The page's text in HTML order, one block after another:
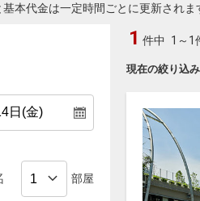
本代金は一定時間ごとに更新され
部屋
現在の絞り込み
1 件中 1～1